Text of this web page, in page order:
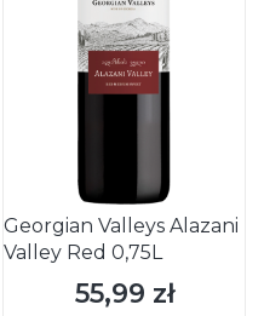
Georgian Valleys Alazani
Valley Red 0,75L
Cena
55,99 zł